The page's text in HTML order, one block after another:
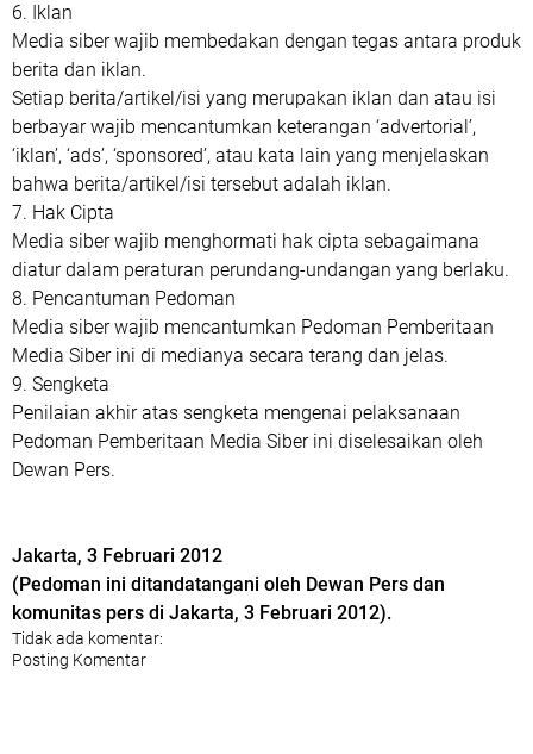
6. Iklan
Media siber wajib membedakan dengan tegas antara produk
berita dan iklan.
Setiap berita/artikel/isi yang merupakan iklan dan atau isi
berbayar wajib mencantumkan keterangan ‘advertorial’,
‘iklan’, ‘ads’, ‘sponsored’, atau kata lain yang menjelaskan
bahwa berita/artikel/isi tersebut adalah iklan.
7. Hak Cipta
Media siber wajib menghormati hak cipta sebagaimana
diatur dalam peraturan perundang-undangan yang berlaku.
8. Pencantuman Pedoman
Media siber wajib mencantumkan Pedoman Pemberitaan
Media Siber ini di medianya secara terang dan jelas.
9. Sengketa
Penilaian akhir atas sengketa mengenai pelaksanaan
Pedoman Pemberitaan Media Siber ini diselesaikan oleh
Dewan Pers.
Jakarta, 3 Februari 2012
(Pedoman ini ditandatangani oleh Dewan Pers dan
komunitas pers di Jakarta, 3 Februari 2012).
Tidak ada komentar:
Posting Komentar